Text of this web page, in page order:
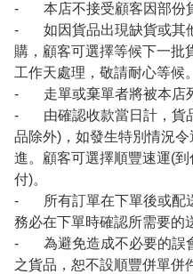
- 本店不接受顧客因部份貨
- 如因貨品出現缺貨或其
購，顧客可選擇等候下一批
工作天處理，敬請耐心等候。
- 走單或棄單者將被本店列
- 由確認收款當日計，貨
品除外)，如發生特別情況
進。顧客可選擇順豐速運(
付)。
- 所有訂單在下單後或配
務必在下單時確認所需要的
- 為避免造成不必要的誤
之貨品，恕不設順豐併單併